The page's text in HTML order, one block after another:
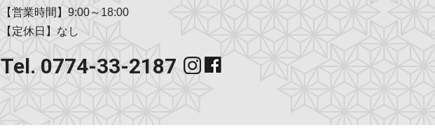
【営業時間】9:00～18:00
【定休日】なし
Tel. 0774-33-2187